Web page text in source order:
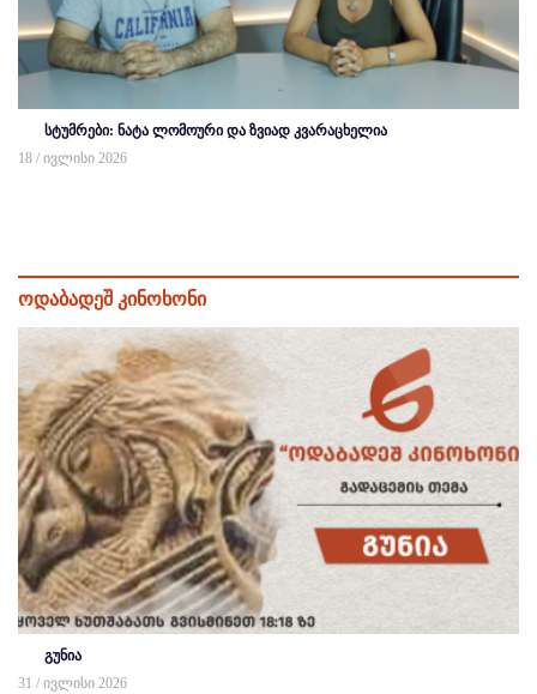
სტუმრები: ნატა ლომოური და ზვიად კვარაცხელია
18 / ივლისი 2026
ოდაბადეშ კინოხონი
გუნია
31 / ივლისი 2026